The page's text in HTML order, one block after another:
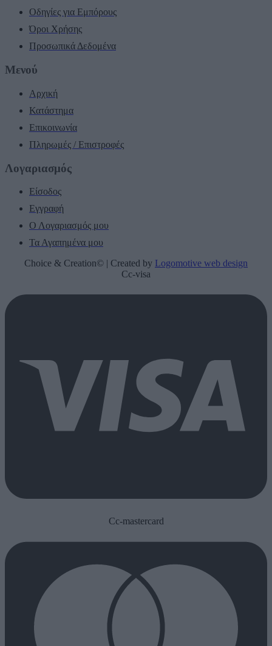
Οδηγίες για Εμπόρους
Όροι Χρήσης
Προσωπικά Δεδομένα
Μενού
Αρχική
Κατάστημα
Επικοινωνία
Πληρωμές / Επιστροφές
Λογαριασμός
Είσοδος
Εγγραφή
Ο Λογαριασμός μου
Τα Αγαπημένα μου
Choice & Creation© | Created by Logomotive web design
Cc-visa
Cc-mastercard